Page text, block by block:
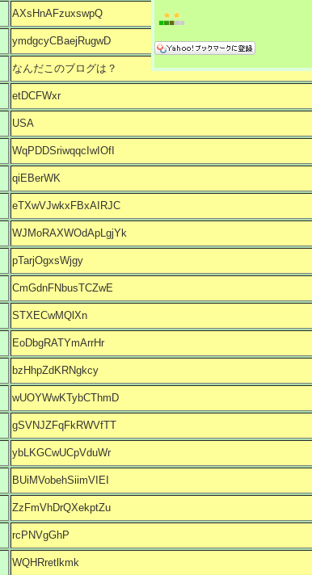
AXsHnAFzuxswpQ
ymdgcyCBaejRugwD
なんだこのブログは？
etDCFWxr
USA
WqPDDSriwqqcIwIOfI
qiEBerWK
eTXwVJwkxFBxAIRJC
WJMoRAXWOdApLgjYk
pTarjOgxsWjgy
CmGdnFNbusTCZwE
STXECwMQlXn
EoDbgRATYmArrHr
bzHhpZdKRNgkcy
wUOYWwKTybCThmD
gSVNJZFqFkRWVfTT
ybLKGCwUCpVduWr
BUiMVobehSiimVIEI
ZzFmVhDrQXekptZu
rcPNVgGhP
WQHRretlkmk